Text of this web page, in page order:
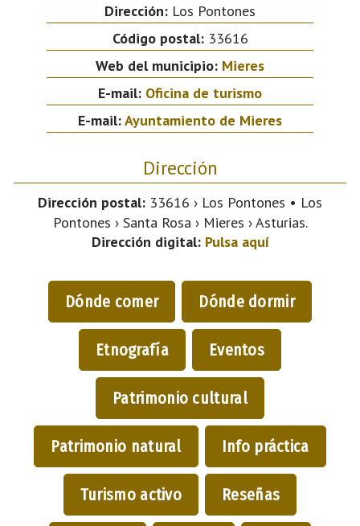
Dirección: Los Pontones
Código postal:33616
Web del municipio: Mieres
E-mail: Oficina de turismo
E-mail:Ayuntamiento de Mieres
Dirección
Dirección postal: 33616 › Los Pontones • Los
Pontones › Santa Rosa › Mieres › Asturias.
Dirección digital: Pulsa aquí
Dónde comer Dónde dormir
Etnografía Eventos
Patrimonio cultural
Patrimonio natural Info práctica
Turismo activo Reseñas